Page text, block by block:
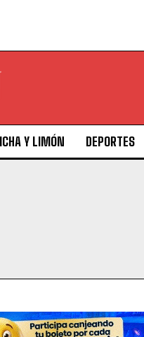
Y LIMÓN DEPORTES